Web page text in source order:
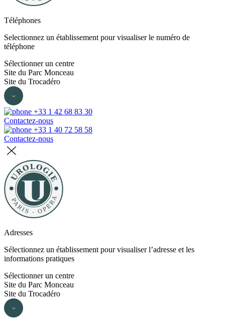
Téléphones
Selectionnez un établissement pour visualiser le numéro de
téléphone
Sélectionner un centre
Site du Parc Monceau
Site du Trocadéro
+33 1 42 68 83 30
Contactez-nous
+33 1 40 72 58 58
Contactez-nous
Adresses
Sélectionnez un établissement pour visualiser l’adresse et les
informations pratiques
Sélectionner un centre
Site du Parc Monceau
Site du Trocadéro